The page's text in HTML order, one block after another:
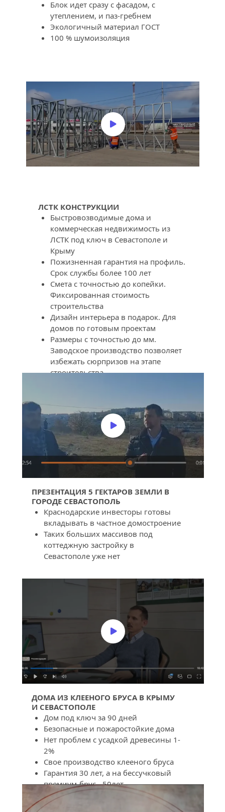
Блок идет сразу с фасадом, с
утеплением, и паз-гребнем
Экологичный материал ГОСТ
100 % шумоизоляция
ЛСТК КОНСТРУКЦИИ
Быстровозводимые дома и
коммерческая недвижимость из
ЛСТК под ключ в Севастополе и
Крыму
Пожизненная гарантия на профиль.
Срок службы более 100 лет
Смета с точностью до копейки.
Фиксированная стоимость
строительства
Дизайн интерьера в подарок. Для
домов по готовым проектам
Размеры с точностью до мм.
Заводское производство позволяет
избежать сюрпризов на этапе
строительства
ПРЕЗЕНТАЦИЯ 5 ГЕКТАРОВ ЗЕМЛИ В
ГОРОДЕ СЕВАСТОПОЛЬ
Краснодарские инвесторы готовы
вкладывать в частное домостроение
Таких больших массивов под
коттеджную застройку в
Севастополе уже нет
ДОМА ИЗ КЛЕЕНОГО БРУСА В КРЫМУ
И СЕВАСТОПОЛЕ
Дом под ключ за 90 дней
Безопасные и пожаростойкие дома
Нет проблем с усадкой древесины 1-
2%
Свое производство клееного бруса
Гарантия 30 лет, а на бессучковый
премиум-брус - 50лет
Бессучковый премиум - брус